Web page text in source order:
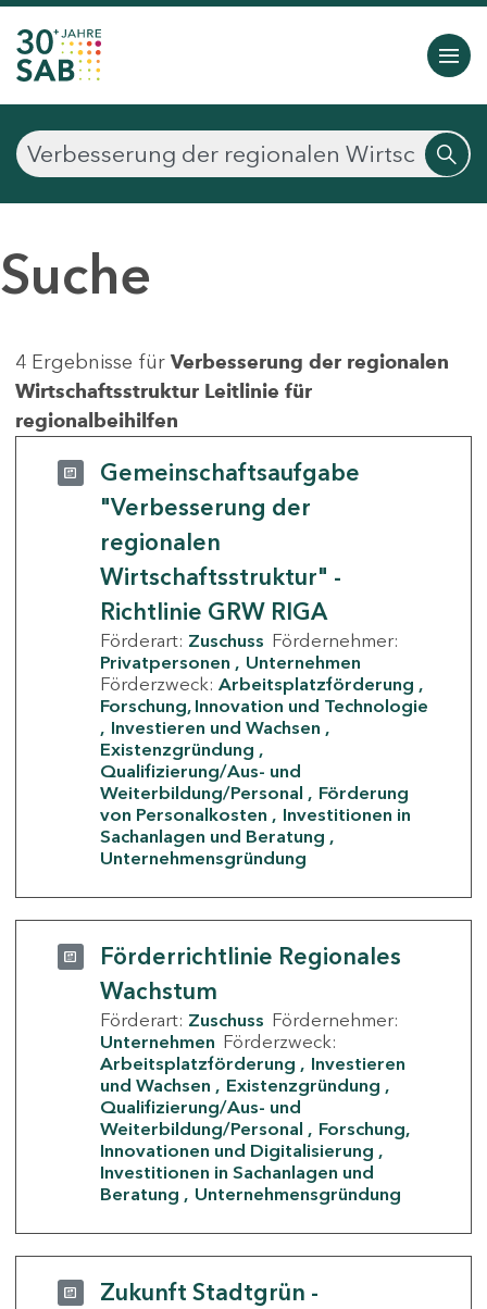
Suche
4 Ergebnisse für Verbesserung der regionalen
Wirtschaftsstruktur Leitlinie für
regionalbeihilfen
Gemeinschaftsaufgabe
"Verbesserung der
regionalen
Wirtschaftsstruktur" -
Richtlinie GRW RIGA
Förderart: Zuschuss Fördernehmer:
Privatpersonen
Unternehmen
Förderzweck: Arbeitsplatzförderung
Forschung, Innovation und Technologie
Investieren und Wachsen
Existenzgründung
Qualifizierung/Aus- und
Weiterbildung/Personal
Förderung
von Personalkosten
Investitionen in
Sachanlagen und Beratung
Unternehmensgründung
Förderrichtlinie Regionales
Wachstum
Förderart: Zuschuss Fördernehmer:
Unternehmen Förderzweck:
Arbeitsplatzförderung
Investieren
und Wachsen
Existenzgründung
Qualifizierung/Aus- und
Weiterbildung/Personal
Forschung,
Innovationen und Digitalisierung
Investitionen in Sachanlagen und
Beratung
Unternehmensgründung
Zukunft Stadtgrün -